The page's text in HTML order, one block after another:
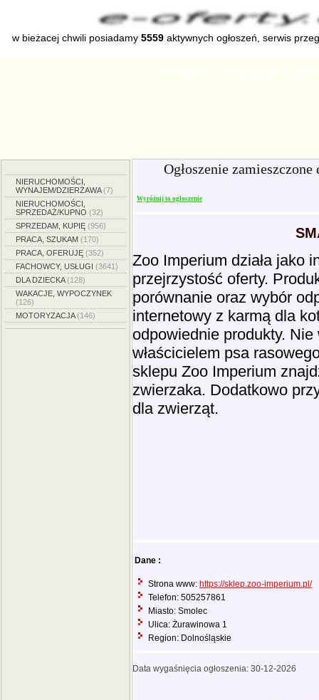
w bieżacej chwili posiadamy5559 aktywnych ogłoszeń, serwis
NIERUCHOMOŚCI,
WYNAJEM/DZIERŻAWA(7)
NIERUCHOMOŚCI,
SPRZEDAŻ/KUPNO (32)
SPRZEDAM, KUPIĘ (956)
PRACA, SZUKAM (170)
PRACA, OFERUJĘ (352)
FACHOWCY, USŁUGI (3641)
DLA DZIECKA(128)
WAKACJE, WYPOCZYNEK
(126)
MOTORYZACJA(146)
Ogłoszenie
Wyróżnij to ogłoszenie
Zoo Imperium działa jako
przejrzystość oferty.
porównanie oraz wybór
internetowy z karmą dla
odpowiednie produkty.
właścicielem psa
sklepu Zoo Imperium
zwierzaka. Dodatkowo
dla zwierząt.
Dane :
Strona www: https://sklep.zoo-imperium.pl/
Telefon: 505257861
Miasto: Smolec
Ulica: Żurawinowa 1
Region: Dolnośląskie
Data wygaśnięcia ogłoszenia: 30-12-2026